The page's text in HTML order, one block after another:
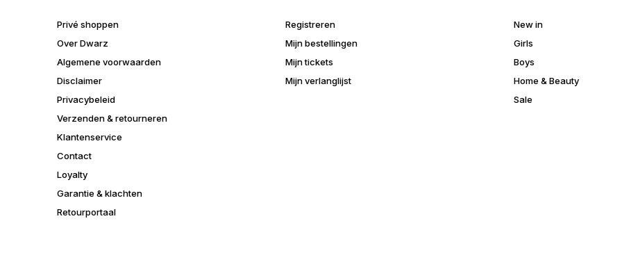
Privé shoppen
Over Dwarz
Algemene voorwaarden
Disclaimer
Privacybeleid
Verzenden & retourneren
Klantenservice
Contact
Loyalty
Garantie & klachten
Retourportaal
Registreren
Mijn bestellingen
Mijn tickets
Mijn verlanglijst
New in
Girls
Boys
Home & Beauty
Sale